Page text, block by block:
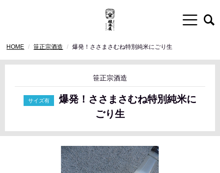
HOME 笹正宗酒造 爆発！ささまさむね特別純米にごり生
笹正宗酒造
爆発！ささまさむね特別純米に
ごり生